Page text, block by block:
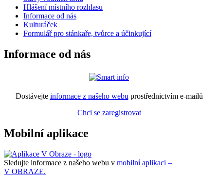
Hlášení místního rozhlasu
Informace od nás
Kulturáček
Formulář pro stánkaře, tvůrce a účinkující
Informace od nás
Dostávejte informace z našeho webu prostřednictvím e-mailů
Chci se zaregistrovat
Mobilní aplikace
Sledujte informace z našeho webu v mobilní aplikaci –
V OBRAZE.